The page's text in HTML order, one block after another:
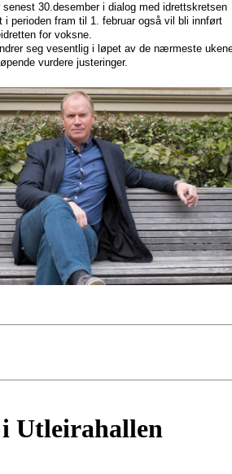
30.desember i dialog med idrettskretsen
i perioden fram til 1. februar også vil bli innført
for voksne.
seg vesentlig i løpet av de nærmeste
vurdere justeringer.
Utleirahallen